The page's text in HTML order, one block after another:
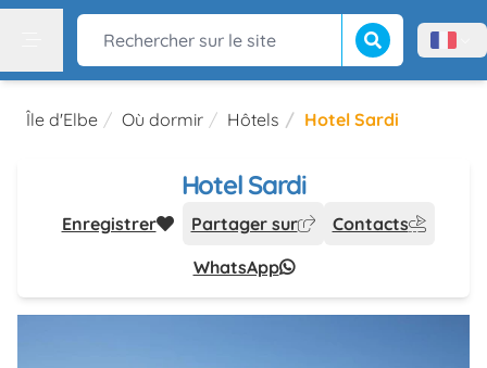
Rechercher sur le site Lancer la Menù
Île d'Elbe Où dormir Hôtels Hotel Sardi
Hotel Sardi
Enregistrer Partager sur
Contacts
WhatsApp